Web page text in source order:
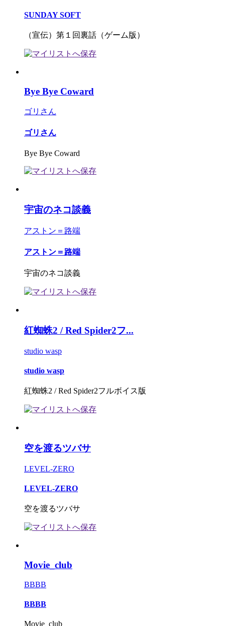
SUNDAY SOFT
（宣伝）第１回裏話（ゲーム版）
Bye Bye Coward
ゴリさん
ゴリさん
Bye Bye Coward
宇宙のネコ談義
アストン＝路端
アストン＝路端
宇宙のネコ談義
紅蜘蛛2 / Red Spider2フ...
studio wasp
studio wasp
紅蜘蛛2 / Red Spider2フルボイス版
空を渡るツバサ
LEVEL-ZERO
LEVEL-ZERO
空を渡るツバサ
Movie_club
BBBB
BBBB
Movie_club